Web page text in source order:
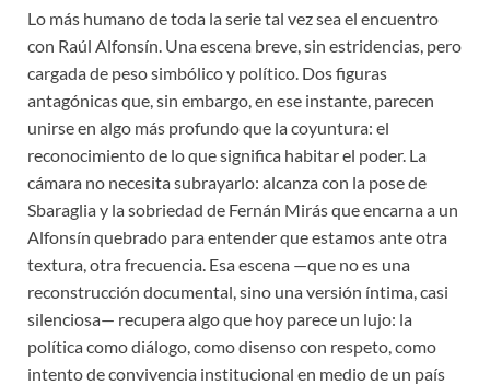
Lo más humano de toda la serie tal vez sea el encuentro
con Raúl Alfonsín. Una escena breve, sin estridencias, pero
cargada de peso simbólico y político. Dos figuras
antagónicas que, sin embargo, en ese instante, parecen
unirse en algo más profundo que la coyuntura: el
reconocimiento de lo que significa habitar el poder. La
cámara no necesita subrayarlo: alcanza con la pose de
Sbaraglia y la sobriedad de Fernán Mirás que encarna a un
Alfonsín quebrado para entender que estamos ante otra
textura, otra frecuencia. Esa escena —que no es una
reconstrucción documental, sino una versión íntima, casi
silenciosa— recupera algo que hoy parece un lujo: la
política como diálogo, como disenso con respeto, como
intento de convivencia institucional en medio de un país